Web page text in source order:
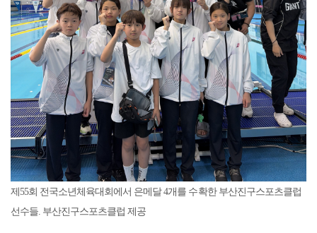
제55회 전국소년체육대회에서 은메달 4개를 수확한 부산진구스포츠클럽
선수들. 부산진구스포츠클럽 제공